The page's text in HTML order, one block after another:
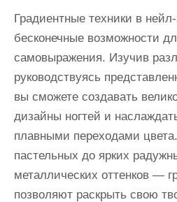
Градиентные техники в
бесконечные возможности
самовыражения. Изучив
руководствуясь
вы сможете создавать
дизайны ногтей и
плавными переходами
пастельных до ярких
металлических оттенков —
позволяют раскрыть свою